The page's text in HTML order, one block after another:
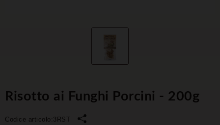
Risotto ai Funghi Porcini - 200g
Codice articolo: 3RST